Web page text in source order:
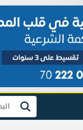
بحث